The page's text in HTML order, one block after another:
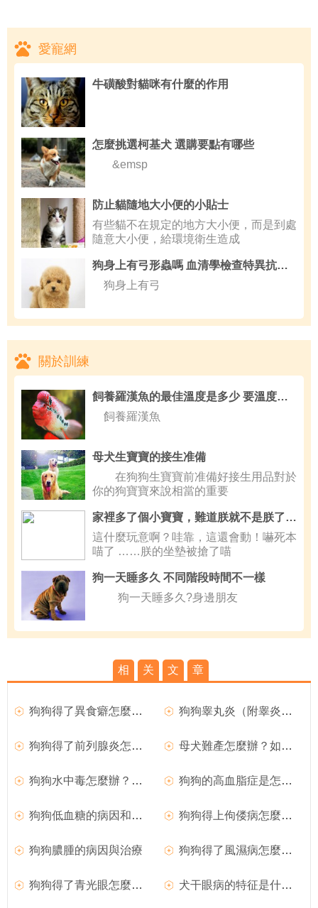
愛寵網
牛磺酸對貓咪有什麼的作用
怎麼挑選柯基犬 選購要點有哪些
&emsp
防止貓隨地大小便的小貼士
有些貓不在規定的地方大小便，而是到處
隨意大小便，給環境衛生造成
狗身上有弓形蟲嗎 血清學檢查特異抗體可確診
狗身上有弓
關於訓練
飼養羅漢魚的最佳溫度是多少 要溫度適宜
飼養羅漢魚
母犬生寶寶的接生准備
在狗狗生寶寶前准備好接生用品對於
你的狗寶寶來說相當的重要
家裡多了個小寶寶，難道朕就不是朕了嗎？
這什麼玩意啊？哇靠，這還會動！嚇死本
喵了 ……朕的坐墊被搶了喵
狗一天睡多久 不同階段時間不一樣
狗一天睡多久?身邊朋友
相 关 文 章
狗狗得了異食癖怎麼辦？ 狗狗睾丸炎（附睾炎）的臨床症狀
狗狗得了前列腺炎怎麼辦？ 母犬難產怎麼辦？如何處理難產的狗狗？
狗狗水中毒怎麼辦？如何治療？ 狗狗的高血脂症是怎麼回事？
狗狗低血糖的病因和臨床症狀 狗狗得上佝偻病怎麼辦？
狗狗膿腫的病因與治療 狗狗得了風濕病怎麼辦？如何治療犬風濕病？
狗狗得了青光眼怎麼辦？ 犬干眼病的特征是什麼？狗狗得了干眼病怎麼辦？